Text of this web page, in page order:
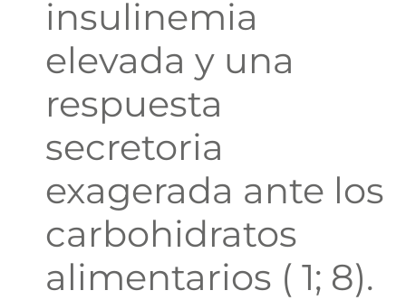
insulinemia
elevada y una
respuesta
secretoria
exagerada ante los
carbohidratos
alimentarios ( 1; 8).